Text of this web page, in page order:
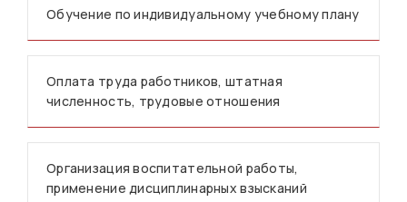
Обучение по индивидуальному учебному плану
Оплата труда работников, штатная
численность, трудовые отношения
Организация воспитательной работы,
применение дисциплинарных взысканий